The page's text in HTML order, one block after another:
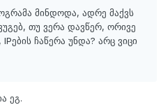
მინდოდა, ადრე მაქვს
თუ ვერა დავწერ, ორივე
ჩაწერა უნდა? არც ვიცი
ეგ.